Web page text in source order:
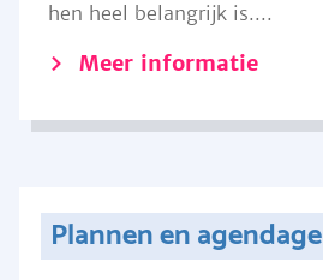
hen heel belangrijk is....
Meer informatie
Plannen en